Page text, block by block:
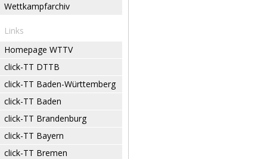
Wettkampfarchiv
Links
Homepage WTTV
click-TT DTTB
click-TT Baden-Württemberg
click-TT Baden
click-TT Brandenburg
click-TT Bayern
click-TT Bremen